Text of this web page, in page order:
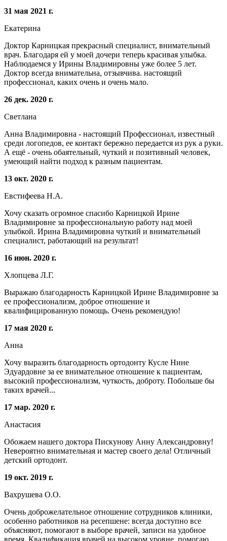
31 мая 2021 г.
Екатерина
Доктор Карницкая прекрасный специалист, внимательный
врач. Благодаря ей у моей дочери теперь красивая улыбка.
Наблюдаемся у Ирины Владимировны уже более 5 лет.
Доктор всегда внимательна, отзывчива. настоящий
профессионал, каких очень и очень мало.
26 дек. 2020 г.
Светлана
Анна Владимировна - настоящий Профессионал, известный
среди логопедов, ее контакт бережно передается из рук а руки.
А ещё - очень обаятельный, чуткий и позитивный человек,
умеющий найти подход к разным пациентам.
13 окт. 2020 г.
Евстифеева Н.А.
Хочу сказать огромное спасибо Карницкой Ирине
Владимировне за профессиональную работу над моей
улыбкой. Ирина Владимировна чуткий и внимательный
специалист, работающий на результат!
16 июн. 2020 г.
Хлопцева Л.Г.
Выражаю благодарность Карницкой Ирине Владимировне за
ее профессионализм, доброе отношение и
квалифицированную помощь. Очень рекомендую!
17 мая 2020 г.
Анна
Хочу выразить благодарность ортодонту Кусле Нине
Эдуардовне за ее внимательное отношение к пациентам,
высокий профессионализм, чуткость, доброту. Побольше бы
таких врачей...
17 мар. 2020 г.
Анастасия
Обожаем нашего доктора Пискунову Анну Александровну!
Невероятно внимательная и мастер своего дела! Отличный
детский ортодонт.
19 окт. 2019 г.
Вахрушева О.О.
Очень доброжелательное отношение сотрудников клиники,
особенно работников на ресепшене: всегда доступно все
объясняют, помогают в выборе врачей, записи на удобное